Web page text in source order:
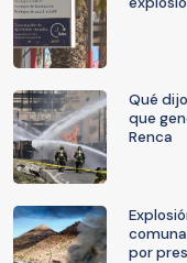
Qué
que
Renca
por